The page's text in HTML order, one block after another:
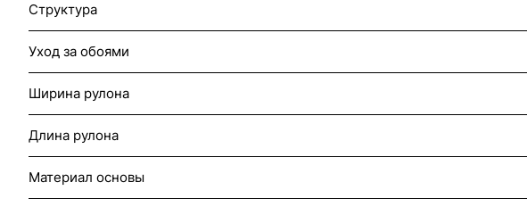
Структура
Уход за обоями
Ширина рулона
Длина рулона
Материал основы